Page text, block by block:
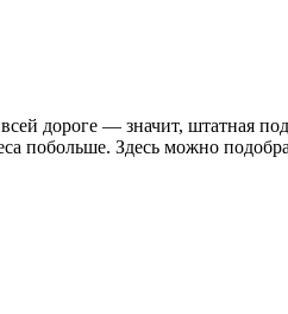
дороге — значит, штатная
побольше. Здесь можно